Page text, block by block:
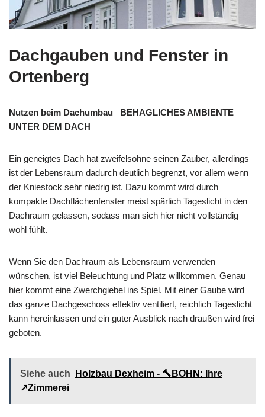
Dachgauben und Fenster in
Ortenberg
Nutzen beim Dachumbau– BEHAGLICHES AMBIENTE
UNTER DEM DACH
Ein geneigtes Dach hat zweifelsohne seinen Zauber, allerdings
ist der Lebensraum dadurch deutlich begrenzt, vor allem wenn
der Kniestock sehr niedrig ist. Dazu kommt wird durch
kompakte Dachflächenfenster meist spärlich Tageslicht in den
Dachraum gelassen, sodass man sich hier nicht vollständig
wohl fühlt.
Wenn Sie den Dachraum als Lebensraum verwenden
wünschen, ist viel Beleuchtung und Platz willkommen. Genau
hier kommt eine Zwerchgiebel ins Spiel. Mit einer Gaube wird
das ganze Dachgeschoss effektiv ventiliert, reichlich Tageslicht
kann hereinlassen und ein guter Ausblick nach draußen wird frei
geboten.
Siehe auch
Holzbau Dexheim - 🔨BOHN: Ihre
↗️Zimmerei